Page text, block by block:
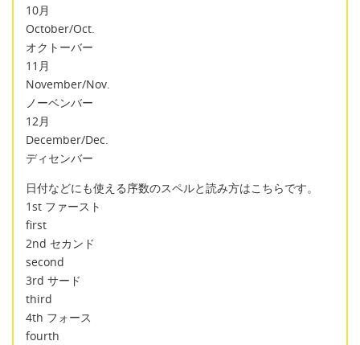
10月
October/Oct.
オクトーバー
11月
November/Nov.
ノーベンバー
12月
December/Dec.
ディセンバー
日付などにも使える序数のスペルと読み方はこちらです。
1st ファースト
first
2nd セカンド
second
3rd サード
third
4th フォース
fourth